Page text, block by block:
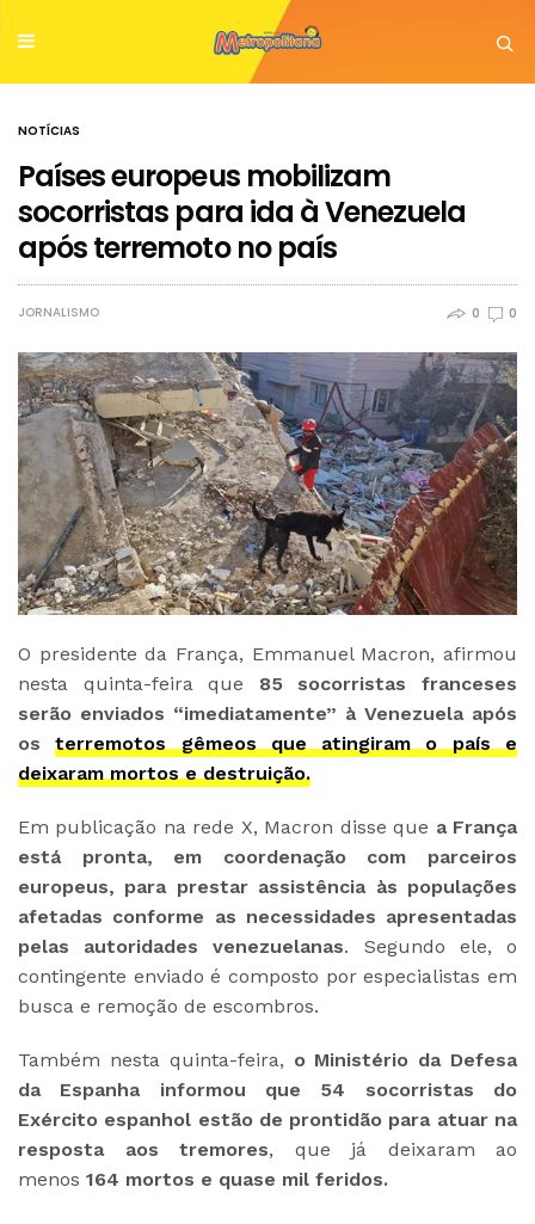
NOTÍCIAS
Países europeus mobilizam
socorristas para ida à Venezuela
após terremoto no país
JORNALISMO 0 0
O presidente da França, Emmanuel Macron, afirmou
nesta quinta-feira que 85 socorristas franceses
serão enviados “imediatamente” à Venezuela após
osterremotos gêmeos que atingiram o país e
deixaram mortos e destruição.
Em publicação na rede X, Macron disse que a França
está pronta, em coordenação com parceiros
europeus, para prestar assistência às populações
afetadas conforme as necessidades apresentadas
pelas autoridades venezuelanas. Segundo ele, o
contingente enviado é composto por especialistas em
busca e remoção de escombros.
Também nesta quinta-feira, o Ministério da Defesa
da Espanha informou que 54 socorristas do
Exército espanhol estão de prontidão para atuar na
resposta aos tremores, que já deixaram ao
menos 164 mortos e quase mil feridos.